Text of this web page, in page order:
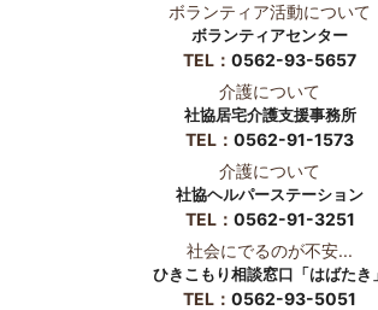
ボランティア活動について
ボランティアセンター
TEL： 0562-93-5657
介護について
社協居宅介護支援事務所
TEL： 0562-91-1573
介護について
社協ヘルパーステーション
TEL： 0562-91-3251
社会にでるのが不安...
ひきこもり相談窓口「はばたき」
TEL： 0562-93-5051